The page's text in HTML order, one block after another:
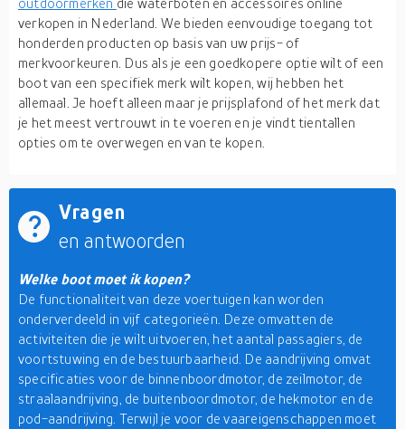
verkopen in Nederland. We bieden eenvoudige toegang tot
honderden producten op basis van uw prijs- of
merkvoorkeuren. Dus als je een goedkopere optie wilt of een
boot van een specifiek merk wilt kopen, wij hebben het
allemaal. Je hoeft alleen maar je prijsplafond of het merk dat
je het meest vertrouwt in te voeren en je vindt tientallen
opties om te overwegen en van te kopen.
Vragen
en antwoorden
Welke boot moet ik kopen?
De functionaliteit van deze voertuigen kan worden
onderverdeeld in vijf categorieën. Deze omvatten de
activiteiten die je wilt uitvoeren, het aantal passagiers, de
voortstuwing en de bestuurbaarheid. De aandrijving omvat
specificaties voor de binnenboordmotor, de zeilmotor, de
straalaandrijving, de buitenboordmotor, de hekmotor en de
pod-aandrijving. Terwijl je voor de vaareigenschappen moet